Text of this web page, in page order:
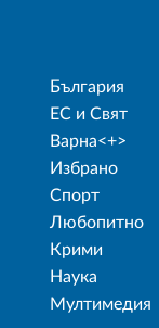
България
ЕС и Свят
Варна<+>
Избрано
Спорт
Любопитно
Крими
Наука
Мултимедия